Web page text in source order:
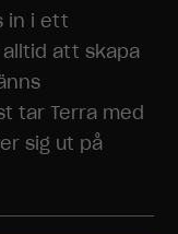
in i ett
att skapa
tar Terra med
sig ut på